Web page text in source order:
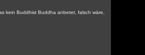
kein Buddhist Buddha anbetet, falsch wäre,